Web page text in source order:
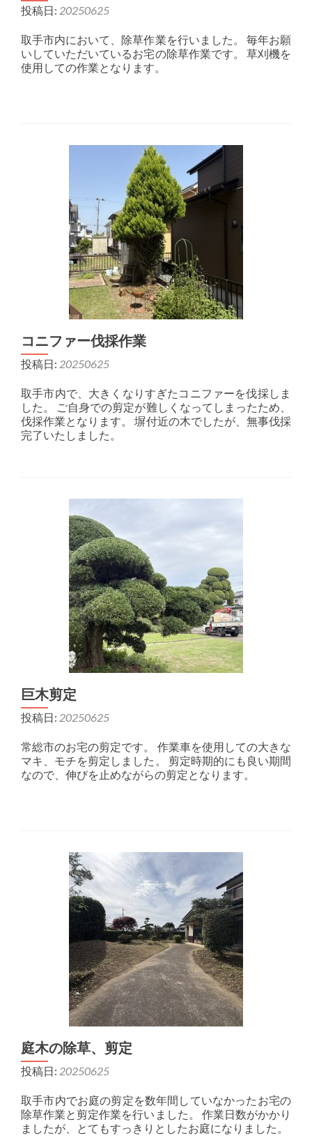
投稿日: 20250625
取手市内において、除草作業を行いました。 毎年お願
いしていただいているお宅の除草作業です。 草刈機を
使用しての作業となります。
コニファー伐採作業
投稿日: 20250625
取手市内で、大きくなりすぎたコニファーを伐採しま
した。 ご自身での剪定が難しくなってしまったため、
伐採作業となります。 塀付近の木でしたが、無事伐採
完了いたしました。
巨木剪定
投稿日: 20250625
常総市のお宅の剪定です。 作業車を使用しての大きな
マキ、モチを剪定しました。 剪定時期的にも良い期間
なので、伸びを止めながらの剪定となります。
庭木の除草、剪定
投稿日: 20250625
取手市内でお庭の剪定を数年間していなかったお宅の
除草作業と剪定作業を行いました。 作業日数がかかり
ましたが、とてもすっきりとしたお庭になりました。